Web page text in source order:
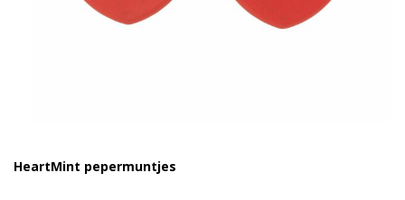
HeartMint pepermuntjes